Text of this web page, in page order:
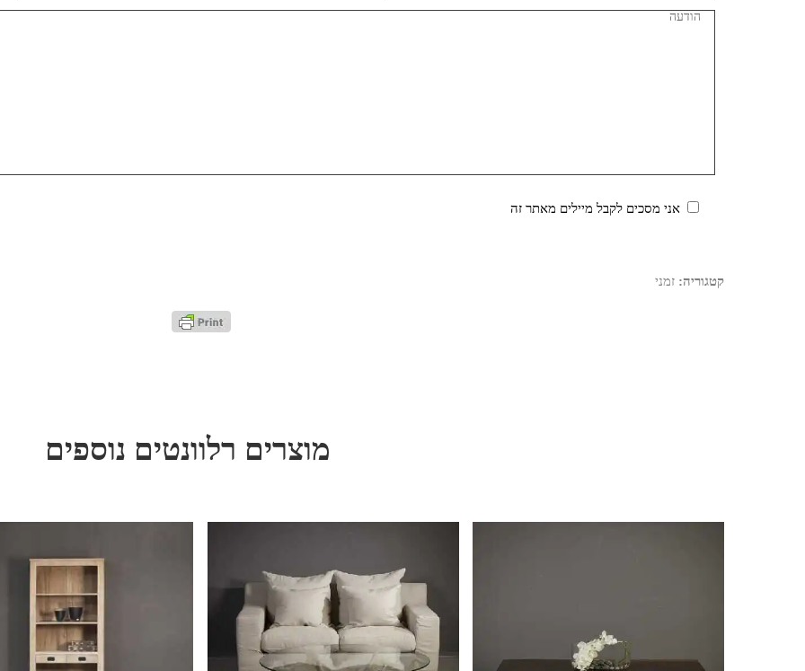
אני מסכים לקבל מיילים מאתר זה
קטגוריה: זמני
מוצרים רלוונטים נוספים